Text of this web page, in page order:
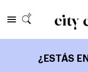
¿ESTÁS EN